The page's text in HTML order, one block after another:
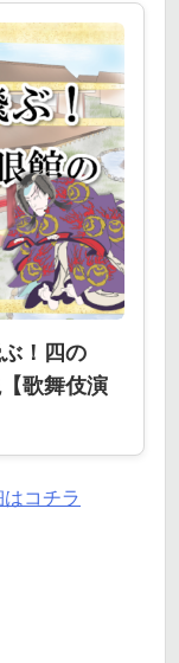
！四の
歌舞伎演
コチラ